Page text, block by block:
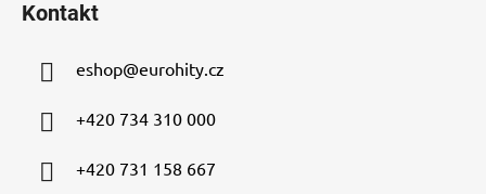
Kontakt
eshop@eurohity.cz
+420 734 310 000
+420 731 158 667